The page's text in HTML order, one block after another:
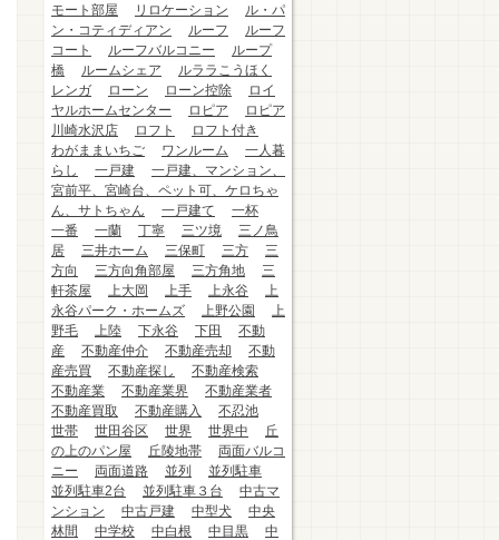
モート部屋
リロケーション
ル・パ
ン・コティディアン
ルーフ
ルーフ
コート
ルーフバルコニー
ループ
橋
ルームシェア
ルララこうほく
レンガ
ローン ローン控除
ロイ
ヤルホームセンター
ロピア
ロピア
川崎水沢店
ロフト
ロフト付き
わがままいちご
ワンルーム
一人暮
らし
一戸建
一戸建、マンション、
宮前平、宮崎台、ペット可、ケロちゃ
ん、サトちゃん
一戸建て
一杯
一番
一蘭 丁寧 三ツ境
三ノ鳥
居
三井ホーム 三保町 三方
三
方向
三方向角部屋 三方角地
三
軒茶屋
上大岡 上手 上永谷
上
永谷パーク・ホームズ
上野公園
上
野毛
上陸 下永谷 下田
不動
産
不動産仲介 不動産売却
不動
産売買
不動産探し
不動産検索
不動産業
不動産業界
不動産業者
不動産買取
不動産購入
不忍池
世帯
世田谷区 世界 世界中
丘
の上のパン屋
丘陵地帯
両面バルコ
ニー
両面道路 並列
並列駐車
並列駐車2台
並列駐車３台
中古マ
ンション
中古戸建 中型犬
中央
林間
中学校 中白根 中目黒
中